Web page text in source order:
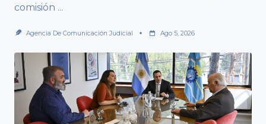
comisión ...
Agencia De Comunicación Judicial Ago 5, 2026